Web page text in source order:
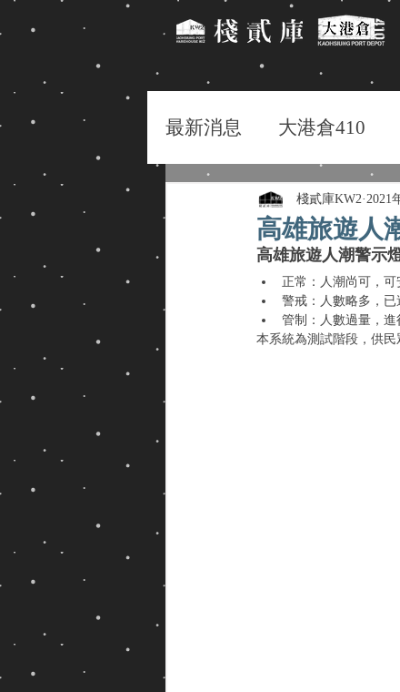
最新消息 大港倉410
高雄旅遊人
棧貳庫KW2 2021
高雄旅遊人潮警示
正常：人潮尚可，可
警戒：人數略多，已
管制：人數過量，進
本系統為測試階段，供民